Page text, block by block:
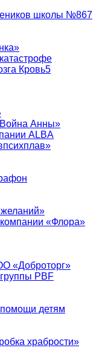
школы №867
Кровь5
Анны»
ALBA
«Флора»
«Доброторг»
PBF
помощи детям
храбрости»